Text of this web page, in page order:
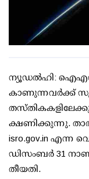
ന്യൂഡല്‍ഹി:
കാണുന്നവര്‍ക്ക്
ക്ഷണിക്കുന്നു.
isro.gov.in എന്ന
ഡിസംബര്‍ 31
തീയതി.